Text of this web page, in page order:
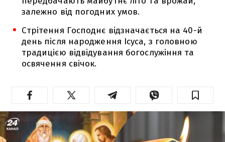
залежно від погодних умов.
Стрітення Господнє відзначається на 40-й
день після народження Ісуса, з головною
традицією відвідування богослужіння та
освячення свічок.